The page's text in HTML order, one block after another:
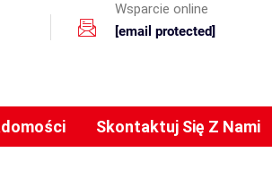
Wsparcie online
[email protected]
Skontaktuj Się Z Nami